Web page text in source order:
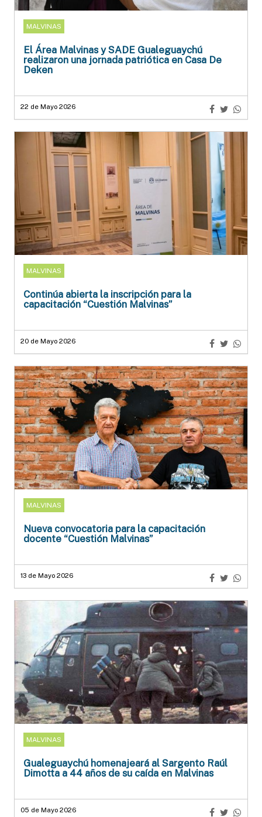
MALVINAS
El Área Malvinas y SADE Gualeguaychú
realizaron una jornada patriótica en Casa De
Deken
22 de Mayo 2026
MALVINAS
Continúa abierta la inscripción para la
capacitación “Cuestión Malvinas”
20 de Mayo 2026
MALVINAS
Nueva convocatoria para la capacitación
docente “Cuestión Malvinas”
13 de Mayo 2026
MALVINAS
Gualeguaychú homenajeará al Sargento Raúl
Dimotta a 44 años de su caída en Malvinas
05 de Mayo 2026